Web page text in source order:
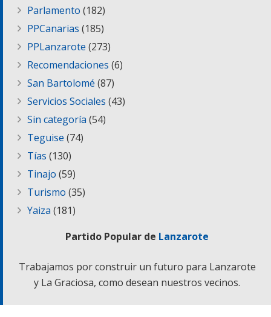
Parlamento (182)
PPCanarias (185)
PPLanzarote (273)
Recomendaciones (6)
San Bartolomé (87)
Servicios Sociales (43)
Sin categoría (54)
Teguise (74)
Tías (130)
Tinajo (59)
Turismo (35)
Yaiza (181)
Partido Popular de Lanzarote
Trabajamos por construir un futuro para Lanzarote
y La Graciosa, como desean nuestros vecinos.